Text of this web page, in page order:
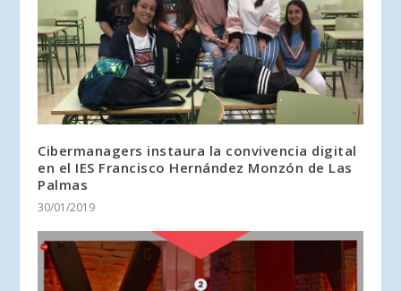
Cibermanagers instaura la convivencia digital
en el IES Francisco Hernández Monzón de Las
Palmas
30/01/2019